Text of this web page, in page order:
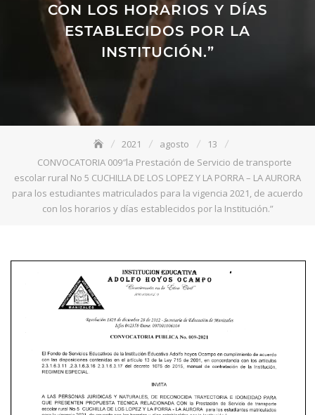
CON LOS HORARIOS Y DÍAS
ESTABLECIDOS POR LA
INSTITUCIÓN.”
2021 agosto
13
CONVOCATORIA 009″la Prestación de Servicio de transporte
escolar rural No 5 CUCHILLA DE LOS LOPEZ Y LA PORRA – LA AURORA
para los estudiantes matriculados para la vigencia 2021, de acuerdo
con los horarios y días establecidos por la Institución.”